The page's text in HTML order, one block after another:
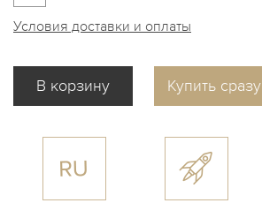
Условия доставки и оплаты
Купить сразу